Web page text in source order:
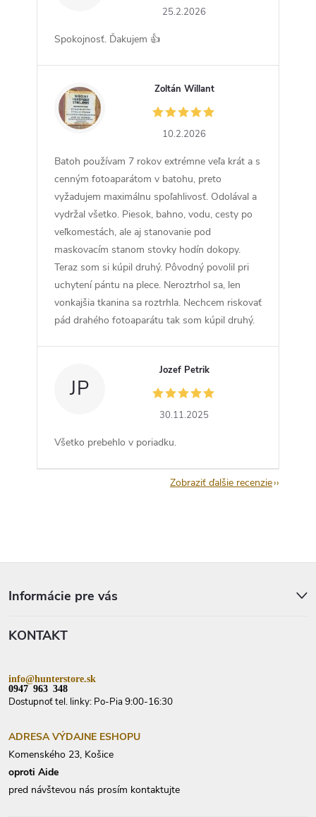
25.2.2026
Spokojnosť. Ďakujem 👍
ZW
Zoltán Willant
10.2.2026
Batoh používam 7 rokov extrémne veľa krát a s
cenným fotoaparátom v batohu, preto
vyžadujem maximálnu spoľahlivosť. Odolával a
vydržal všetko. Piesok, bahno, vodu, cesty po
veľkomestách, ale aj stanovanie pod
maskovacím stanom stovky hodín dokopy.
Teraz som si kúpil druhý. Pôvodný povolil pri
uchytení pántu na plece. Neroztrhol sa, len
vonkajšia tkanina sa roztrhla. Nechcem riskovať
pád drahého fotoaparátu tak som kúpil druhý.
JP
Jozef Petrik
30.11.2025
Všetko prebehlo v poriadku.
Zobraziť ďalšie recenzie
Informácie pre vás
KONTAKT
info@hunterstore.sk
0947 963 348
Dostupnoť tel. linky: Po-Pia 9:00-16:30
ADRESA VÝDAJNE ESHOPU
Komenského 23, Košice
oproti Aide
pred návštevou nás prosím kontaktujte